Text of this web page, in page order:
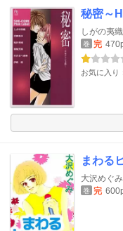
秘密～
しがの夷織
巻 完
お気に入り
まわる
大沢めぐみ
巻 完